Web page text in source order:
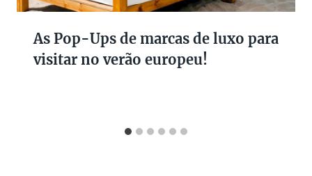
As Pop-Ups de marcas de luxo para
visitar no verão europeu!